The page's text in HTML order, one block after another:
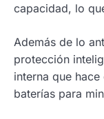
capacidad, lo
Además de lo
protección
interna que
baterías para